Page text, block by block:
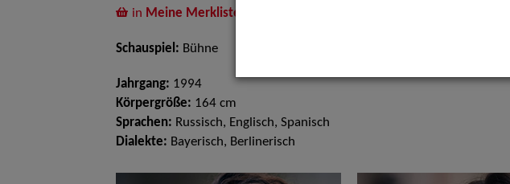
in Meine Merkliste
Schauspiel: Bühne
Jahrgang: 1994
Körpergröße: 164 cm
Sprachen: Russisch, Englisch, Spanisch
Dialekte: Bayerisch, Berlinerisch